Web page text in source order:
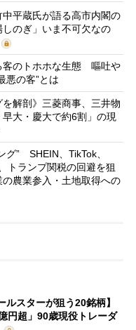
中平蔵氏が語る高市内閣の
のぎ」いま不可欠なの
客のトホホな生態 嘔吐や
悪の客”とは
を解剖》三菱商事、三井物
大・慶大で約6割」の現
グ” SHEIN、TikTok、
トランプ関税の回避を狙
農業参入・土地取得への
ルスターが狙う20銘柄】
円超」90歳現役トレーダ